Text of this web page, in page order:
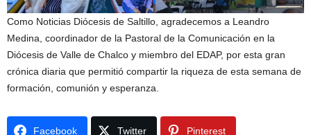
Como Noticias Diócesis de Saltillo, agradecemos a Leandro
Medina, coordinador de la Pastoral de la Comunicación en la
Diócesis de Valle de Chalco y miembro del EDAP, por esta gran
crónica diaria que permitió compartir la riqueza de esta semana de
formación, comunión y esperanza.
Facebook Twitter Pinterest